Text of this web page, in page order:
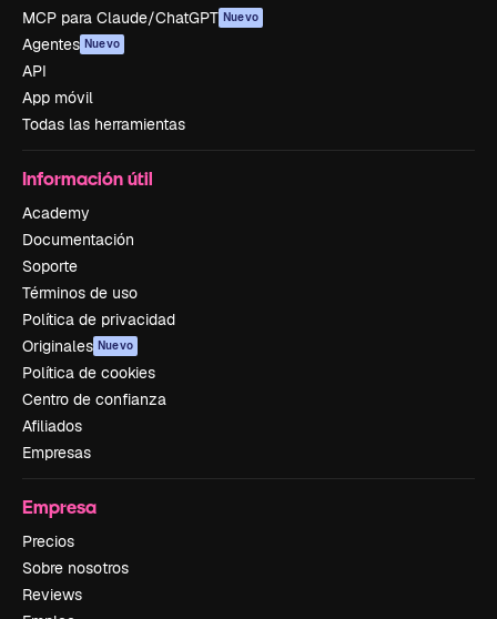
MCP para Claude/ChatGPT Nuevo
Agentes Nuevo
API
App móvil
Todas las herramientas
Información útil
Academy
Documentación
Soporte
Términos de uso
Política de privacidad
Originales Nuevo
Política de cookies
Centro de confianza
Afiliados
Empresas
Empresa
Precios
Sobre nosotros
Reviews